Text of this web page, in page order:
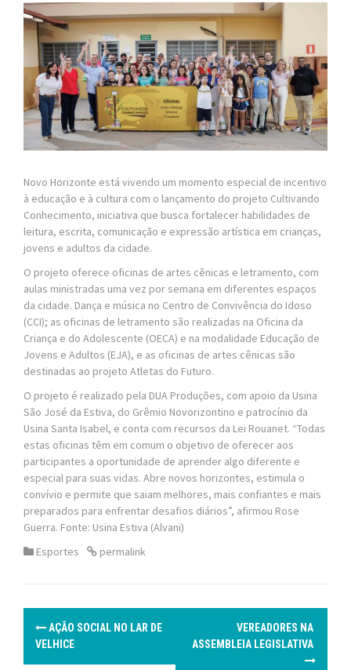
Novo Horizonte está vivendo um momento especial de incentivo
à educação e à cultura com o lançamento do projeto Cultivando
Conhecimento, iniciativa que busca fortalecer habilidades de
leitura, escrita, comunicação e expressão artística em crianças,
jovens e adultos da cidade.
O projeto oferece oficinas de artes cênicas e letramento, com
aulas ministradas uma vez por semana em diferentes espaços
da cidade. Dança e música no Centro de Convivência do Idoso
(CCI); as oficinas de letramento são realizadas na Oficina da
Criança e do Adolescente (OECA) e na modalidade Educação de
Jovens e Adultos (EJA), e as oficinas de artes cênicas são
destinadas ao projeto Atletas do Futuro.
O projeto é realizado pela DUA Produções, com apoio da Usina
São José da Estiva, do Grêmio Novorizontino e patrocínio da
Usina Santa Isabel, e conta com recursos da Lei Rouanet. “Todas
estas oficinas têm em comum o objetivo de oferecer aos
participantes a oportunidade de aprender algo diferente e
especial para suas vidas. Abre novos horizontes, estimula o
convívio e permite que saiam melhores, mais confiantes e mais
preparados para enfrentar desafios diários”, afirmou Rose
Guerra. Fonte: Usina Estiva (Alvani)
Esportes
permalink
P
o
AÇÃO SOCIAL NO LAR DE
VELHICE
VEREADORES NA
ASSEMBLEIA LEGISLATIVA